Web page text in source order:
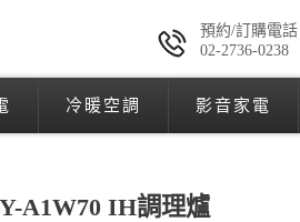
預約/訂購電話
02-2736-0238
冷暖空調 影音家電
A1W70 IH調理爐